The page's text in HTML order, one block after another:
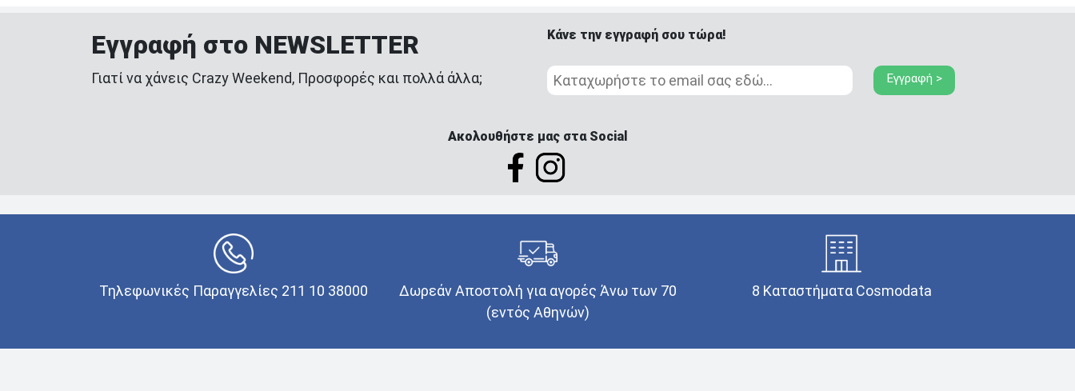
Εγγραφή στο NEWSLETTER
Γιατί να χάνεις Crazy Weekend, Προσφορές και πολλά άλλα;
Κάνε την εγγραφή σου τώρα!
Εγγραφή >
Ακολουθήστε μας στα Social
Τηλεφωνικές Παραγγελίες 211 10 38000
Δωρεάν Αποστολή για αγορές Άνω των 70
(εντός Αθηνών)
8 Καταστήματα Cosmodata